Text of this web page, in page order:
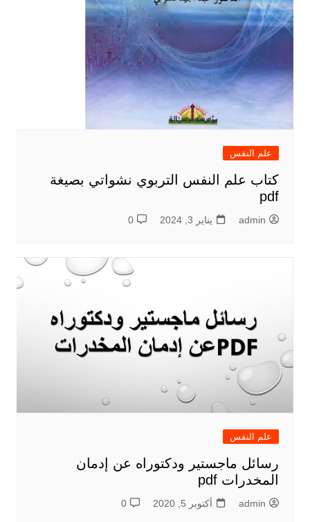
علم النفس
كتاب علم النفس التربوي نشواتي بصيغة
pdf
admin يناير 3, 2024 0
علم النفس
رسائل ماجستير ودكتوراه عن إدمان
المخدرات pdf
admin أكتوبر 5, 2020 0